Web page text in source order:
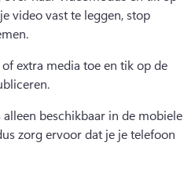
video vast te leggen, stop
extra media toe en tik op de
beschikbaar in de mobiele
zorg ervoor dat je je telefoon